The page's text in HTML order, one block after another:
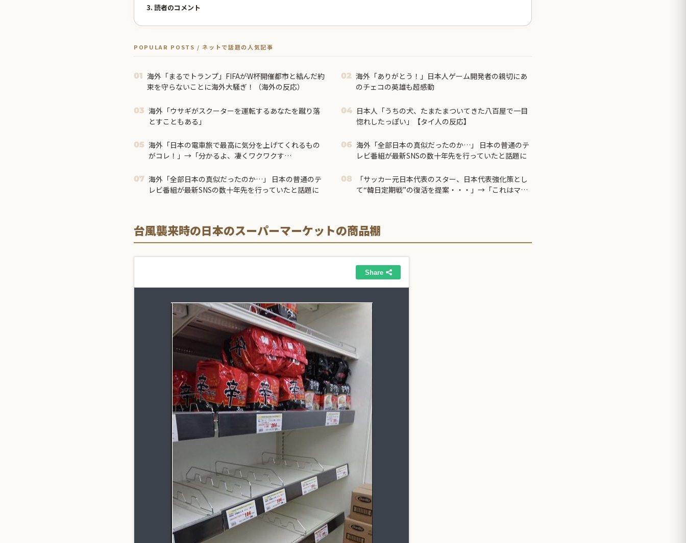
3. 読者のコメント
POPULAR POSTS / ネットで話題の人気記事
01 海外「まるでトランプ」FIFAがW杯開催都市と結んだ約
束を守らないことに海外大騒ぎ！（海外の反応）
02 海外「ありがとう！」日本人ゲーム開発者の親切にあ
のチェコの英雄も超感動
03 海外「ウサギがスクーターを運転するあなたを蹴り落
とすこともある」
04 日本人「うちの犬、たまたまついてきた八百屋で一目
惚れしたっぽい」【タイ人の反応】
05 海外「日本の電車旅で最高に気分を上げてくれるもの
がコレ！」→「分かるよ、凄くワクワクす
06 海外「全部日本の真似だったのか…」 日本の普通のテ
レビ番組が最新SNSの数十年先を行っていたと話題に
07 海外「全部日本の真似だったのか…」 日本の普通のテ
レビ番組が最新SNSの数十年先を行っていたと話題に
08
「サッカー元日本代表のスター、日本代表強化策とし
て“韓日定期戦”の復活を提案・・・」→「これはマジ
台風襲来時の日本のスーパーマーケットの商品棚